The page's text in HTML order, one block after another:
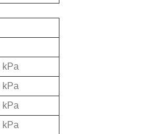
kPa
kPa
kPa
kPa